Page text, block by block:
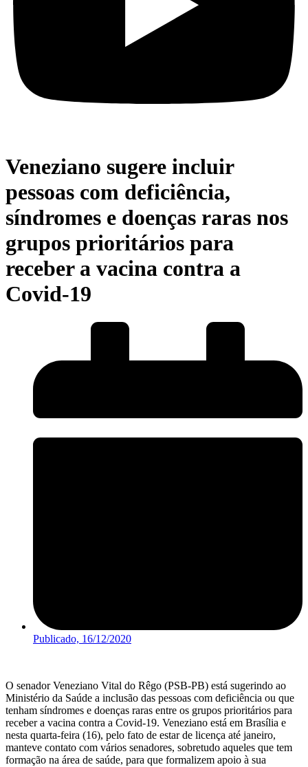
Veneziano sugere incluir
pessoas com deficiência,
síndromes e doenças raras nos
grupos prioritários para
receber a vacina contra a
Covid-19
Publicado, 16/12/2020
O senador Veneziano Vital do Rêgo (PSB-PB) está sugerindo ao
Ministério da Saúde a inclusão das pessoas com deficiência ou que
tenham síndromes e doenças raras entre os grupos prioritários para
receber a vacina contra a Covid-19. Veneziano está em Brasília e
nesta quarta-feira (16), pelo fato de estar de licença até janeiro,
manteve contato com vários senadores, sobretudo aqueles que tem
formação na área de saúde, para que formalizem apoio à sua